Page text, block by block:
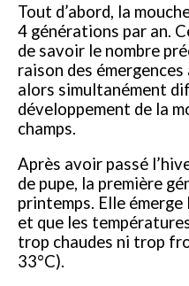
Tout d’abord, la
4 générations par an.
de savoir le nombre
raison des
alors simultanément
développement de la
champs.
Après avoir passé
de pupe, la première
printemps. Elle
et que les
trop chaudes ni trop
33°C).